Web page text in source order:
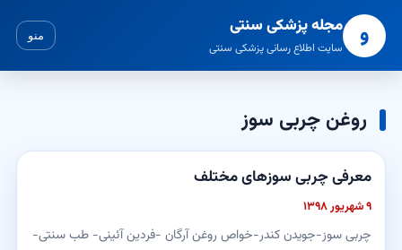
و مجله پزشکی سنتی
سایت اطلاع رسانی پزشکی سنتی
منو
روغن چربی سوز
معرفی چربی سوزهای مختلف
۹ شهریور ۱۳۹۸
چربی سوز-جویدن کندر-خواص روغن آرگان -فردین آئینی- طب سنتی-